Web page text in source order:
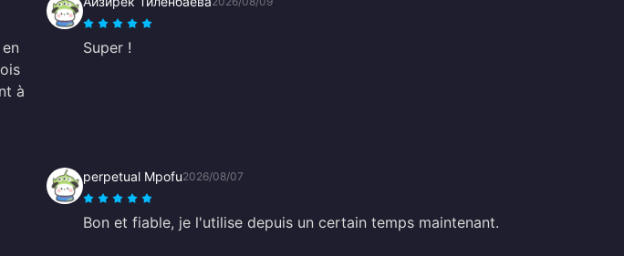
à
Super !
perpetual Mpofu2026/08/07
Bon et fiable, je l'utilise depuis un certain temps maintenant.